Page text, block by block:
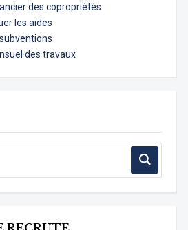
des copropriétés
les aides
des travaux